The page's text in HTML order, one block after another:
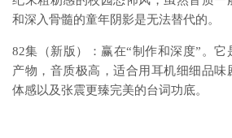
和深入骨髓的童年阴影是无法替代的。
82集（新版）：赢在“制作和深度”。它
产物，音质极高，适合用耳机细细品味
体感以及张震更臻完美的台词功底。